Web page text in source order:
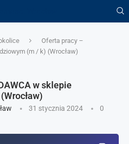
Oferta pracy –
(m / k) (Wrocław)
w sklepie
31 stycznia 2024
0